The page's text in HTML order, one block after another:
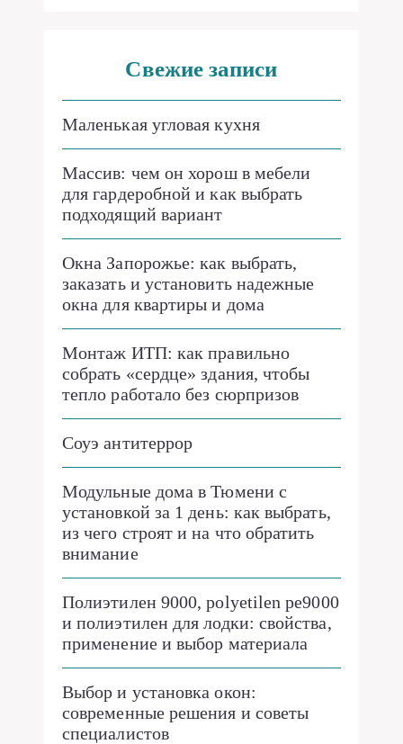
Свежие записи
Маленькая угловая кухня
Массив: чем он хорош в мебели
для гардеробной и как выбрать
подходящий вариант
Окна Запорожье: как выбрать,
заказать и установить надежные
окна для квартиры и дома
Монтаж ИТП: как правильно
собрать «сердце» здания, чтобы
тепло работало без сюрпризов
Соуэ антитеррор
Модульные дома в Тюмени с
установкой за 1 день: как выбрать,
из чего строят и на что обратить
внимание
Полиэтилен 9000, polyetilen pe9000
и полиэтилен для лодки: свойства,
применение и выбор материала
Выбор и установка окон:
современные решения и советы
специалистов